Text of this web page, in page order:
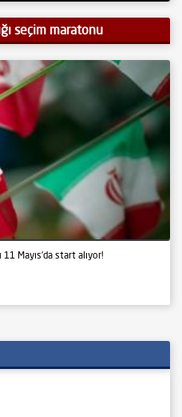
seçim maratonu
Mayıs’da start alıyor!